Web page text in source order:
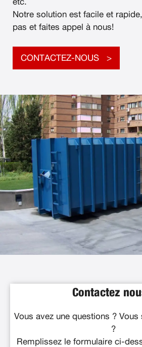
etc.
Notre solution est facile et
pas et faites appel à nous!
CONTACTEZ-NOUS
Contactez
Vous avez une questions ? Vous
?
Remplissez le formulaire ci-